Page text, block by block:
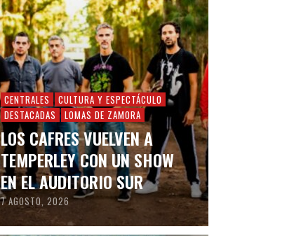
CENTRALES
CULTURA Y ESPECTÁCULO
DESTACADAS
LOMAS DE ZAMORA
LOS CAFRES VUELVEN A
TEMPERLEY CON UN SHOW
EN EL AUDITORIO SUR
7 AGOSTO, 2026